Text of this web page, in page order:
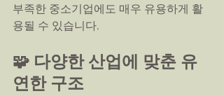
부족한 중소기업에도 매우 유용하게 활
용될 수 있습니다.
🧩 다양한 산업에 맞춘 유
연한 구조